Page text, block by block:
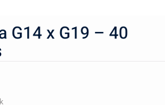
G14 x G19 – 40